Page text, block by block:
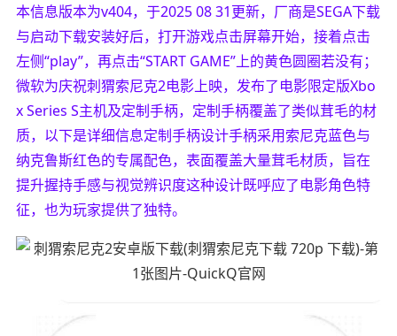
本信息版本为v404，于2025 08 31更新，厂商是SEGA下载
与启动下载安装好后，打开游戏点击屏幕开始，接着点击
左侧“play”，再点击“START GAME”上的黄色圆圈若没有；
微软为庆祝刺猬索尼克2电影上映，发布了电影限定版Xbo
x Series S主机及定制手柄，定制手柄覆盖了类似茸毛的材
质，以下是详细信息定制手柄设计手柄采用索尼克蓝色与
纳克鲁斯红色的专属配色，表面覆盖大量茸毛材质，旨在
提升握持手感与视觉辨识度这种设计既呼应了电影角色特
征，也为玩家提供了独特。